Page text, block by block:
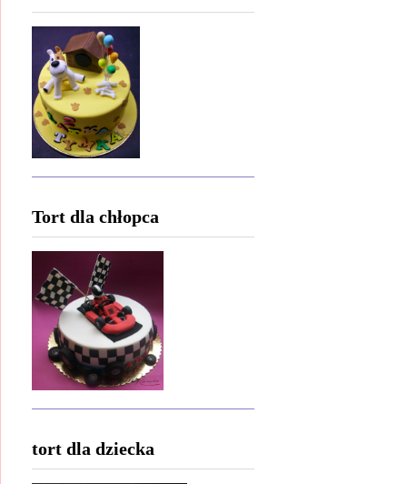
Tort dla chłopca
tort dla dziecka